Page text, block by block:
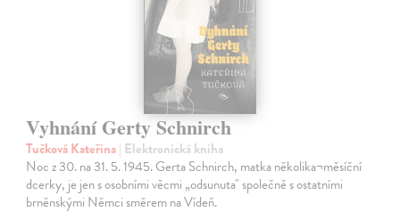
Vyhnání Gerty Schnirch
Tučková Kateřina| Elektronická kniha
Noc z 30. na 31. 5. 1945. Gerta Schnirch, matka několika¬měsíční
dcerky, je jen s osobními věcmi „odsunuta" společně s ostatními
brněnskými Němci směrem na Vídeň.